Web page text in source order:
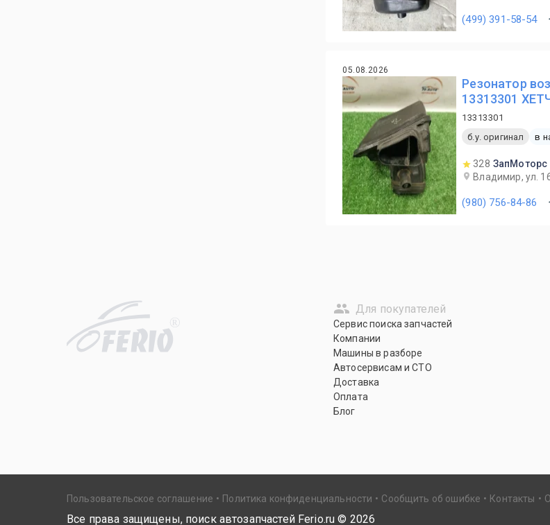
(499) 391-58-54
05.08.2026
Резонатор
13313301
13313301
б.у. оригинал
в
328 ЗапМоторс
Владимир, ул.
(980) 756-84-86
R
Для покупателей
Сервис поиска запчастей
Компании
Машины в разборе
Автосервисам и СТО
Доставка
Оплата
Блог
Пользовательское соглашение Политика конфиденциальности Сообщить об ошибке Контакты
Все права защищены, поиск автозапчастей Ferio.ru © 2026